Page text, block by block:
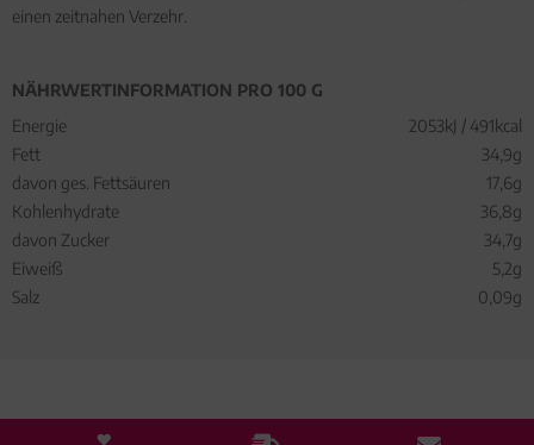
einen zeitnahen Verzehr.
NÄHRWERTINFORMATION PRO 100 G
Energie
2053kJ / 491kcal
Fett
34,9g
davon ges. Fettsäuren
17,6g
Kohlenhydrate
36,8g
davon Zucker
34,7g
Eiweiß
5,2g
Salz
0,09g